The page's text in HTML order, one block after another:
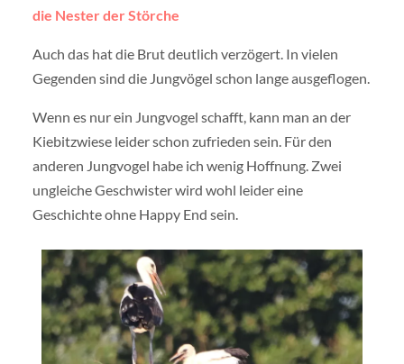
die Nester der Störche
Auch das hat die Brut deutlich verzögert. In vielen
Gegenden sind die Jungvögel schon lange ausgeflogen.
Wenn es nur ein Jungvogel schafft, kann man an der
Kiebitzwiese leider schon zufrieden sein. Für den
anderen Jungvogel habe ich wenig Hoffnung. Zwei
ungleiche Geschwister wird wohl leider eine
Geschichte ohne Happy End sein.